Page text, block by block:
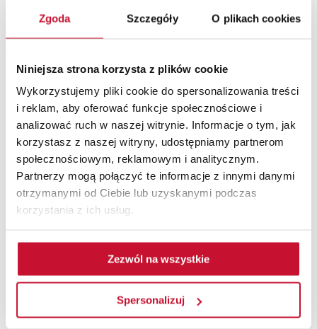
Zgoda Szczegóły O plikach cookies
Niniejsza strona korzysta z plików cookie
Wykorzystujemy pliki cookie do spersonalizowania treści
i reklam, aby oferować funkcje społecznościowe i
analizować ruch w naszej witrynie. Informacje o tym, jak
korzystasz z naszej witryny, udostępniamy partnerom
społecznościowym, reklamowym i analitycznym.
Partnerzy mogą połączyć te informacje z innymi danymi
otrzymanymi od Ciebie lub uzyskanymi podczas
korzystania z ich usług.
Zezwól na wszystkie
Spersonalizuj
Export Department, English language
Ilona Fila
+48 532 487 281+48 15 838 10 57 ext. 340
i.fila@erkado.pl
Export Department, English language
+48 15 838 10 57 ext. 322
t.kielbasa@erkado.pl